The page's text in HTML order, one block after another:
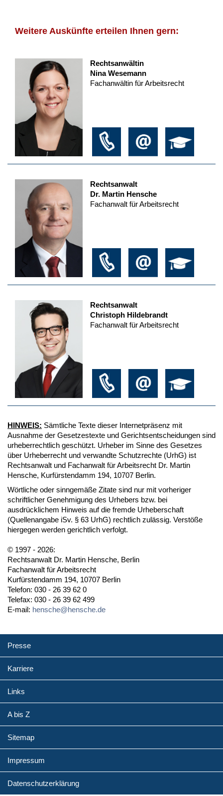
Weitere Auskünfte erteilen Ihnen gern:
Rechtsanwältin
Nina Wesemann
Fachanwältin für Arbeitsrecht
Rechtsanwalt
Dr. Martin Hensche
Fachanwalt für Arbeitsrecht
Rechtsanwalt
Christoph Hildebrandt
Fachanwalt für Arbeitsrecht
HINWEIS: Sämtliche Texte dieser Internetpräsenz mit
Ausnahme der Gesetzestexte und Gerichtsentscheidungen sind
urheberrechtlich geschützt. Urheber im Sinne des Gesetzes
über Urheberrecht und verwandte Schutzrechte (UrhG) ist
Rechtsanwalt und Fachanwalt für Arbeitsrecht Dr. Martin
Hensche, Kurfürstendamm 194, 10707 Berlin.
Wörtliche oder sinngemäße Zitate sind nur mit vorheriger
schriftlicher Genehmigung des Urhebers bzw. bei
ausdrücklichem Hinweis auf die fremde Urheberschaft
(Quellenangabe iSv. § 63 UrhG) rechtlich zulässig. Verstöße
hiergegen werden gerichtlich verfolgt.
© 1997 - 2026:
Rechtsanwalt Dr. Martin Hensche, Berlin
Fachanwalt für Arbeitsrecht
Kurfürstendamm 194, 10707 Berlin
Telefon: 030 - 26 39 62 0
Telefax: 030 - 26 39 62 499
E-mail: hensche@hensche.de
Presse
Karriere
Links
A bis Z
Sitemap
Impressum
Datenschutzerklärung